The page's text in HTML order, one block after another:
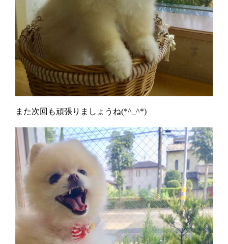
また次回も頑張りましょうね(*^_^*)